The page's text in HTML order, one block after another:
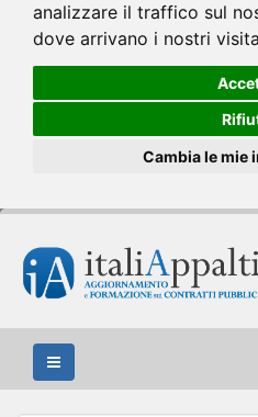
analizzare il traffico sul
dove arrivano i nostri
Cambia le mie